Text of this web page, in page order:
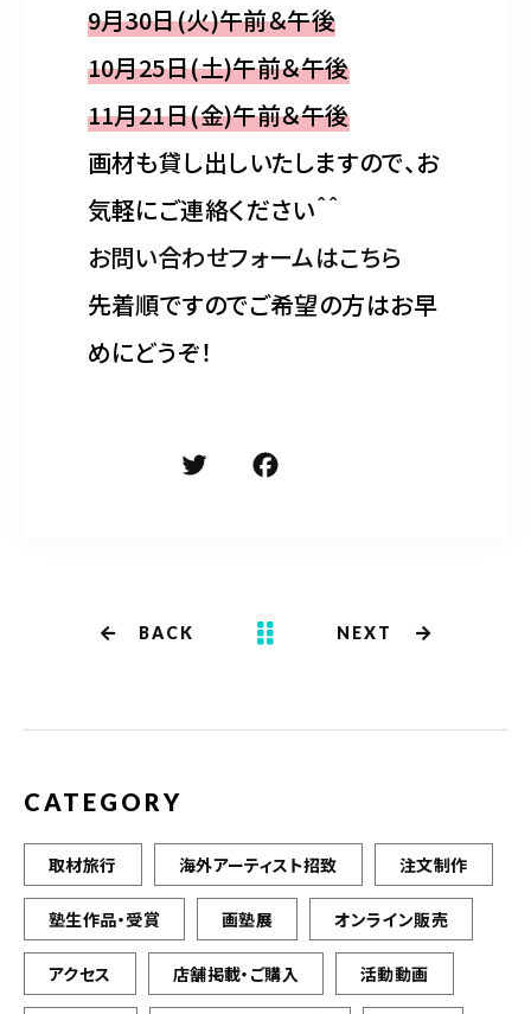
9月30日(火)午前＆午後
10月25日(土)午前＆午後
11月21日(金)午前＆午後
画材も貸し出しいたしますので、お
気軽にご連絡ください＾＾
お問い合わせフォームはこちら
先着順ですのでご希望の方はお早
めにどうぞ！
k
BACK NEXT
CATEGORY
取材旅行 海外アーティスト招致 注文制作
塾生作品・受賞 画塾展 オンライン販売
アクセス 店舗掲載・ご購入 活動動画